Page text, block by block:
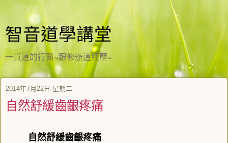
智音道學講堂
一貫道的行醫~跟修辦道經歷~
2014年7月22日 星期二
自然舒緩齒齦疼痛
自然舒緩齒齦疼痛